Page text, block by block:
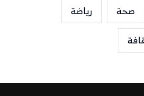
صحة
رياضة